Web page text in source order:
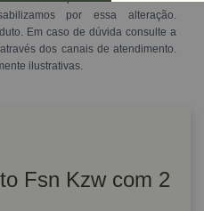
por essa alteração.
Em caso de dúvida consulte a
dos canais de atendimento.
ilustrativas.
Fsn Kzw com 2